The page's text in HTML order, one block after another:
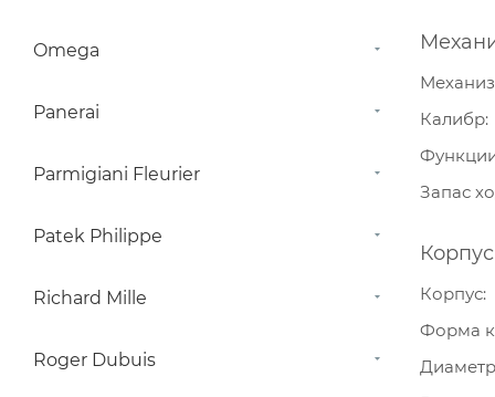
Калибр
Запас
Корпус
Корпус
Форма
Диаметр
Omega
Panerai
Parmigiani Fleurier
Patek Philippe
Richard Mille
Roger Dubuis